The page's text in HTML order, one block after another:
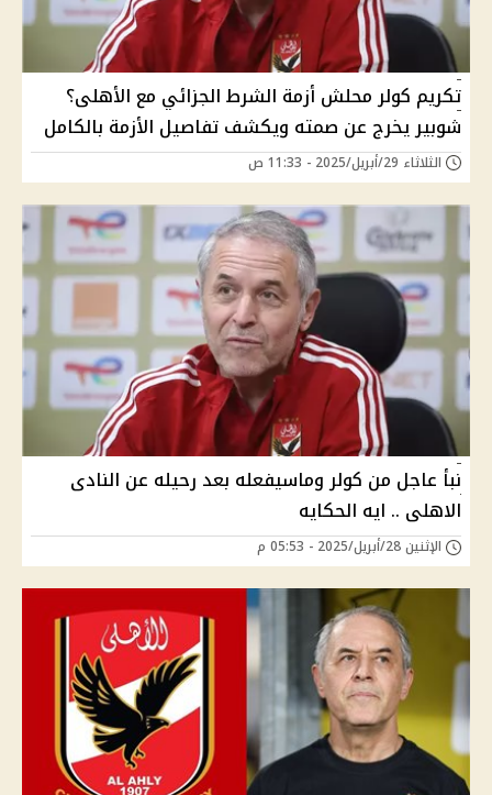
تكريم كولر محلش أزمة الشرط الجزائي مع الأهلى؟
شوبير يخرج عن صمته ويكشف تفاصيل الأزمة بالكامل
الثلاثاء 29/أبريل/2025 - 11:33 ص
نبأ عاجل من كولر وماسيفعله بعد رحيله عن النادى
الاهلى .. ايه الحكايه
الإثنين 28/أبريل/2025 - 05:53 م